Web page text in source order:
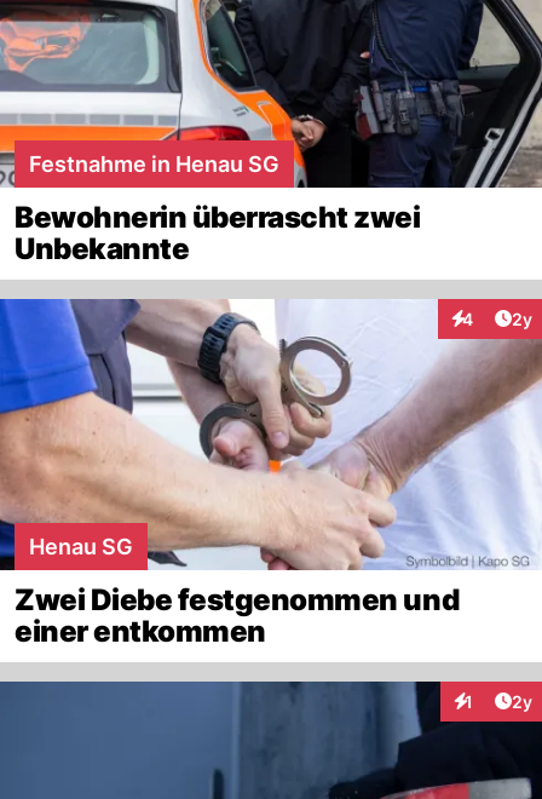
Festnahme in Henau SG
Bewohnerin überrascht zwei
Unbekannte
4 2y
Henau SG
Zwei Diebe festgenommen und
einer entkommen
1 2y